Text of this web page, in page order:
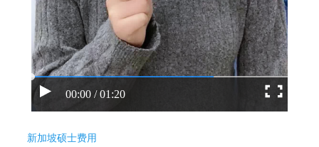
00:00 / 01:20
新加坡硕士费用